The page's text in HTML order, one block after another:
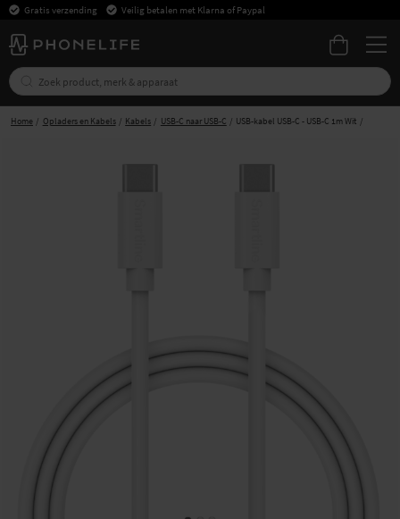
Gratis verzending Veilig betalen met Klarna of Paypal
Home Opladers en Kabels Kabels USB-C naar USB-C USB-kabel USB-C - USB-C 1m Wit